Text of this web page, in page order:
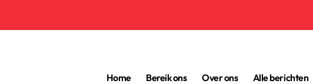
Home Bereik ons Over ons Alle berichten